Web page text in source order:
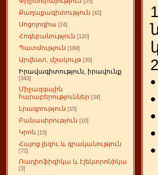
[25]
Քաղաքագիտություն [42]
Սոցոլոգիա [24]
Հոգեբանություն [120]
Պատմություն [189]
Արվեստ, մշակույթ [30]
Իրավագիտություն, իրավունք
[343]
Միջազգային
հարաբերություններ [34]
Լրագրություն [15]
Բանասիրություն [10]
Կրոն [15]
Հայոց լեզու և գրականություն
[72]
Ռադիոֆիզիկա և էլեկտրոնիկա
[3]
•
•
•
•
•